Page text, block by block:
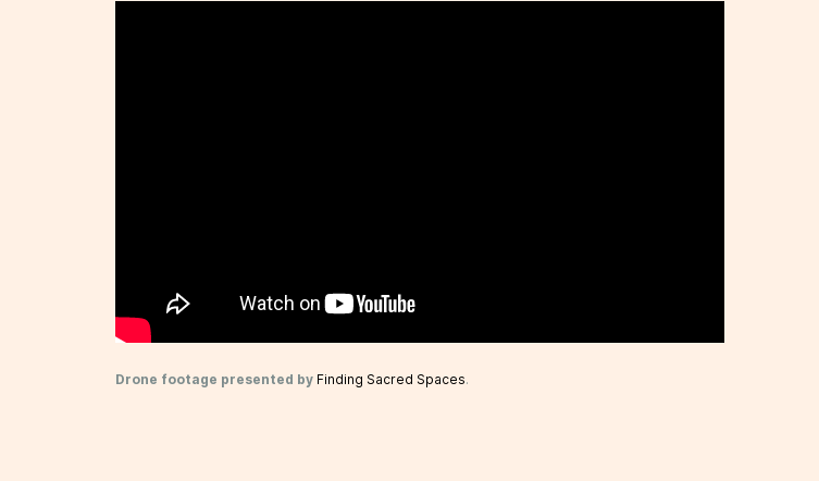
Drone footage presented by Finding Sacred Spaces.